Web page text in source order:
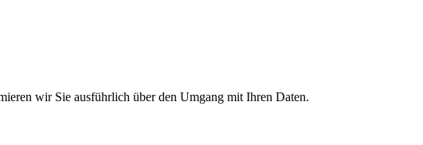
wir Sie ausführlich über den Umgang mit Ihren Daten.